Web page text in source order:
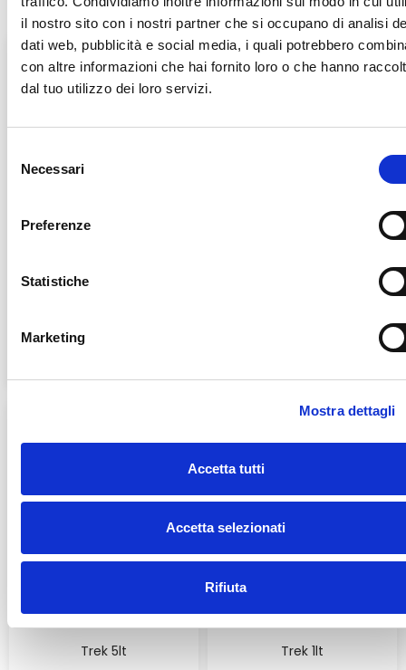
il nostro sito con i nostri partner che si occupano di analisi
dati web, pubblicità e social media, i quali potrebbero
con altre informazioni che hai fornito loro o che hanno
dal tuo utilizzo dei loro servizi.
Necessari
Preferenze
Statistiche
Marketing
Mostra dettagli
Accetta tutti
Accetta selezionati
Rifiuta
Wc Rein 750ml
VR80 ACE Disgorgante Forte
Trek 5lt Trek 1lt